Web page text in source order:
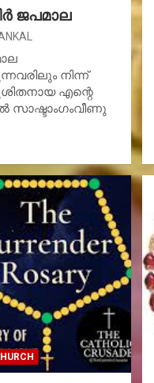
ജപമാല
നിന്ന്
എന്റെ
സാഷ്ടാംഗംവീണു